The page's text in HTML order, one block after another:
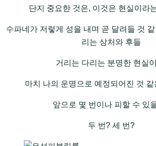
단지 중요한 것은, 이것은 현실이라
수파네가 저렇게 성을 내며 곧 달려들 것
리는 상처와 후들
거리는 다리는 분명한 현실
마치 나의 운명으로 예정되어진 것 같
앞으로 몇 번이나 피할 수 있
두 번? 세 번?